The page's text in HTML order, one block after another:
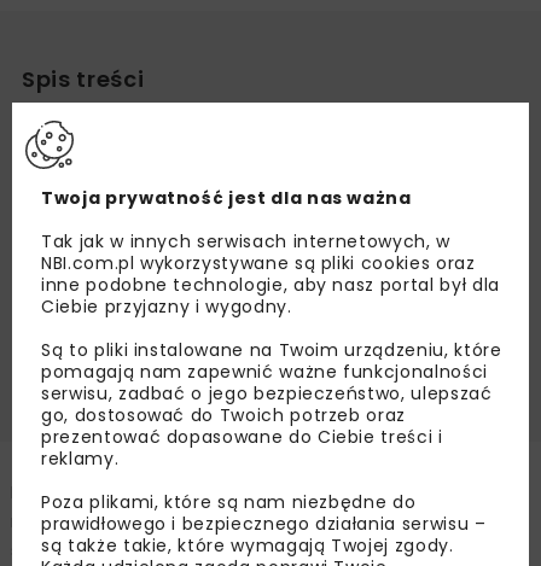
Spis treści
Mentoring, który naprawdę działa
Przewaga startu z mentorką
Mentoring – sprawdzony sposób na sukces
Docenieni przez ekspertów – prestiżowa
nagroda Super M
Inspiracja na przyszłość
Rozwijanie kompetencji przyszłości celem
programu
Mentoring F2F 2025/26 bije kolejne rekordy! Do
najnowszej IV edycji programu zgłosiło się aż 140
studentek z 25 uczelni technicznych z całej Polski, a 50 z
Twoja prywatność jest dla nas ważna
Tak jak w innych serwisach internetowych, w
NBI.com.pl wykorzystywane są pliki cookies oraz
inne podobne technologie, aby nasz portal był dla
Ciebie przyjazny i wygodny.
Są to pliki instalowane na Twoim urządzeniu, które
pomagają nam zapewnić ważne funkcjonalności
serwisu, zadbać o jego bezpieczeństwo, ulepszać
go, dostosować do Twoich potrzeb oraz
prezentować dopasowane do Ciebie treści i
reklamy.
Poza plikami, które są nam niezbędne do
prawidłowego i bezpiecznego działania serwisu –
są także takie, które wymagają Twojej zgody.